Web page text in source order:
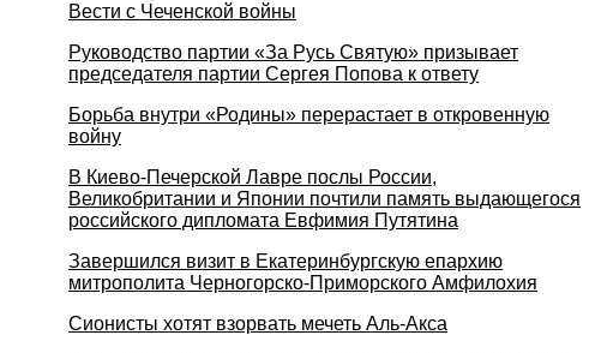
Вести с Чеченской войны
Руководство партии «За Русь Святую» призывает
председателя партии Сергея Попова к ответу
Борьба внутри «Родины» перерастает в откровенную
войну
В Киево-Печерской Лавре послы России,
Великобритании и Японии почтили память выдающегося
российского дипломата Евфимия Путятина
Завершился визит в Екатеринбургскую епархию
митрополита Черногорско-Приморского Амфилохия
Сионисты хотят взорвать мечеть Аль-Акса